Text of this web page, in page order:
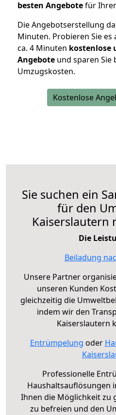
besten Angebotefür
Die Angebotserstellung
Minuten. Probieren Sie es
ca. 4 Minuten kostenlose
Angebote und sparen Sie
Umzugskosten.
Kostenlose
Sie suchen ein
für den
Kaiserslautern
Die
Beiladung
Unsere Partner
unseren Kunden
gleichzeitig die
indem wir den
Kaiserslautern
Entrümpelung oder
Professionelle
Haushaltsauflösungen
Ihnen die Möglichkeit zu
zu befreien und den